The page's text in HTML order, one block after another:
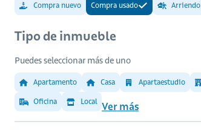
Compra nuevo Compra usado Arriendo
Tipo de inmueble
Puedes seleccionar más de uno
Apartamento Casa Apartaestudio
Oficina Local Ver más